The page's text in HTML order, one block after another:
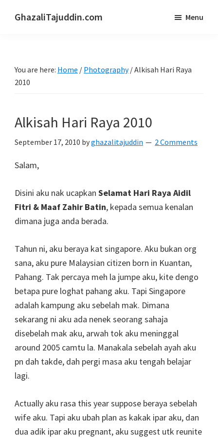
GhazaliTajuddin.com Menu
You are here: Home / Photography /Alkisah Hari Raya
2010
Alkisah Hari Raya 2010
September 17, 2010 byghazalitajuddin 2 Comments
Salam,
Disini aku nak ucapkan Selamat Hari Raya Aidil
Fitri & Maaf Zahir Batin, kepada semua kenalan
dimana juga anda berada.
Tahun ni, aku beraya kat singapore. Aku bukan org
sana, aku pure Malaysian citizen born in Kuantan,
Pahang. Tak percaya meh la jumpe aku, kite dengo
betapa pure loghat pahang aku. Tapi Singapore
adalah kampung aku sebelah mak. Dimana
sekarang ni aku ada nenek seorang sahaja
disebelah mak aku, arwah tok aku meninggal
around 2005 camtu la. Manakala sebelah ayah aku
pn dah takde, dah pergi masa aku tengah belajar
lagi.
Actually aku rasa this year suppose beraya sebelah
wife aku. Tapi aku ubah plan as kakak ipar aku, dan
dua adik ipar aku pregnant, aku suggest utk reunite